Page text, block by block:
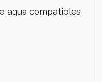
agua compatibles